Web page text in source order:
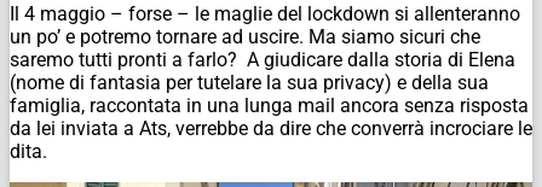
Il 4 maggio – forse – le maglie del lockdown si allenteranno
un po’ e potremo tornare ad uscire. Ma siamo sicuri che
saremo tutti pronti a farlo? A giudicare dalla storia di Elena
(nome di fantasia per tutelare la sua privacy) e della sua
famiglia, raccontata in una lunga mail ancora senza risposta
da lei inviata a Ats, verrebbe da dire che converrà incrociare le
dita.